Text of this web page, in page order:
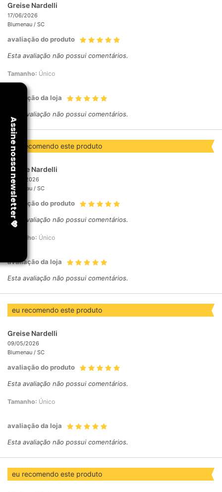
Greise Nardelli
17/06/2026
Blumenau / SC
avaliação do produto
Esta avaliação não possui comentários.
Tamanho: Único
avaliação da loja
Esta avaliação não possui comentários.
eu recomendo este produto
Greise Nardelli
24/05/2026
Blumenau / SC
avaliação do produto
Esta avaliação não possui comentários.
Tamanho: Único
avaliação da loja
Esta avaliação não possui comentários.
eu recomendo este produto
Greise Nardelli
09/05/2026
Blumenau / SC
avaliação do produto
Esta avaliação não possui comentários.
Tamanho: Único
avaliação da loja
Esta avaliação não possui comentários.
eu recomendo este produto